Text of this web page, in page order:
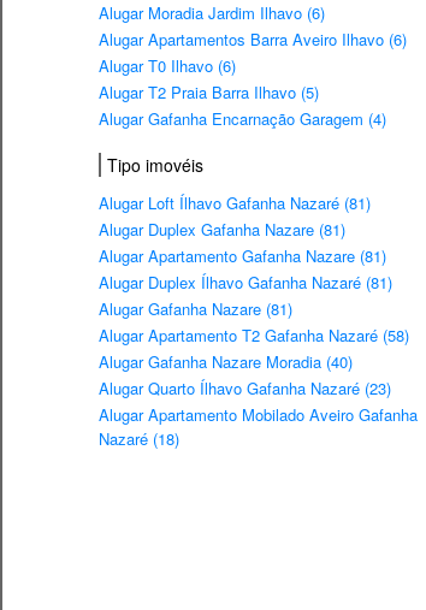
Alugar Moradia Jardim Ilhavo (6)
Alugar Apartamentos Barra Aveiro Ilhavo (6)
Alugar T0 Ilhavo (6)
Alugar T2 Praia Barra Ilhavo (5)
Alugar Gafanha Encarnação Garagem (4)
Tipo imovéis
Alugar Loft Ílhavo Gafanha Nazaré (81)
Alugar Duplex Gafanha Nazare (81)
Alugar Apartamento Gafanha Nazare (81)
Alugar Duplex Ílhavo Gafanha Nazaré (81)
Alugar Gafanha Nazare (81)
Alugar Apartamento T2 Gafanha Nazaré (58)
Alugar Gafanha Nazare Moradia (40)
Alugar Quarto Ílhavo Gafanha Nazaré (23)
Alugar Apartamento Mobilado Aveiro Gafanha
Nazaré (18)